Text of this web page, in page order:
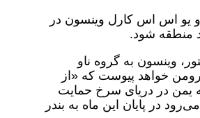
یو اس اس کارل وینسون در
منطقه شود.
وینسون به گروه ناو
خواهد پیوست که «از
یمن در دریای سرخ حمایت
در پایان این ماه به بندر